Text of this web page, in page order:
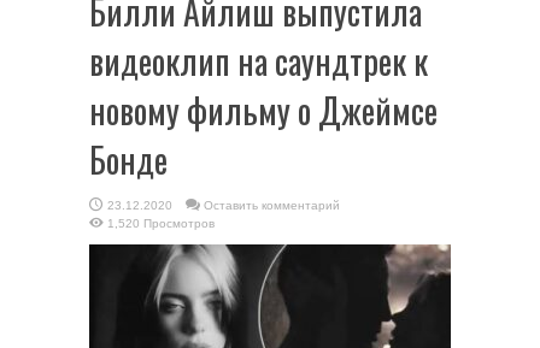
Билли Айлиш выпустила
видеоклип на саундтрек к
новому фильму о Джеймсе
Бонде
23.12.2020
Оставить комментарий
1,520 Просмотров